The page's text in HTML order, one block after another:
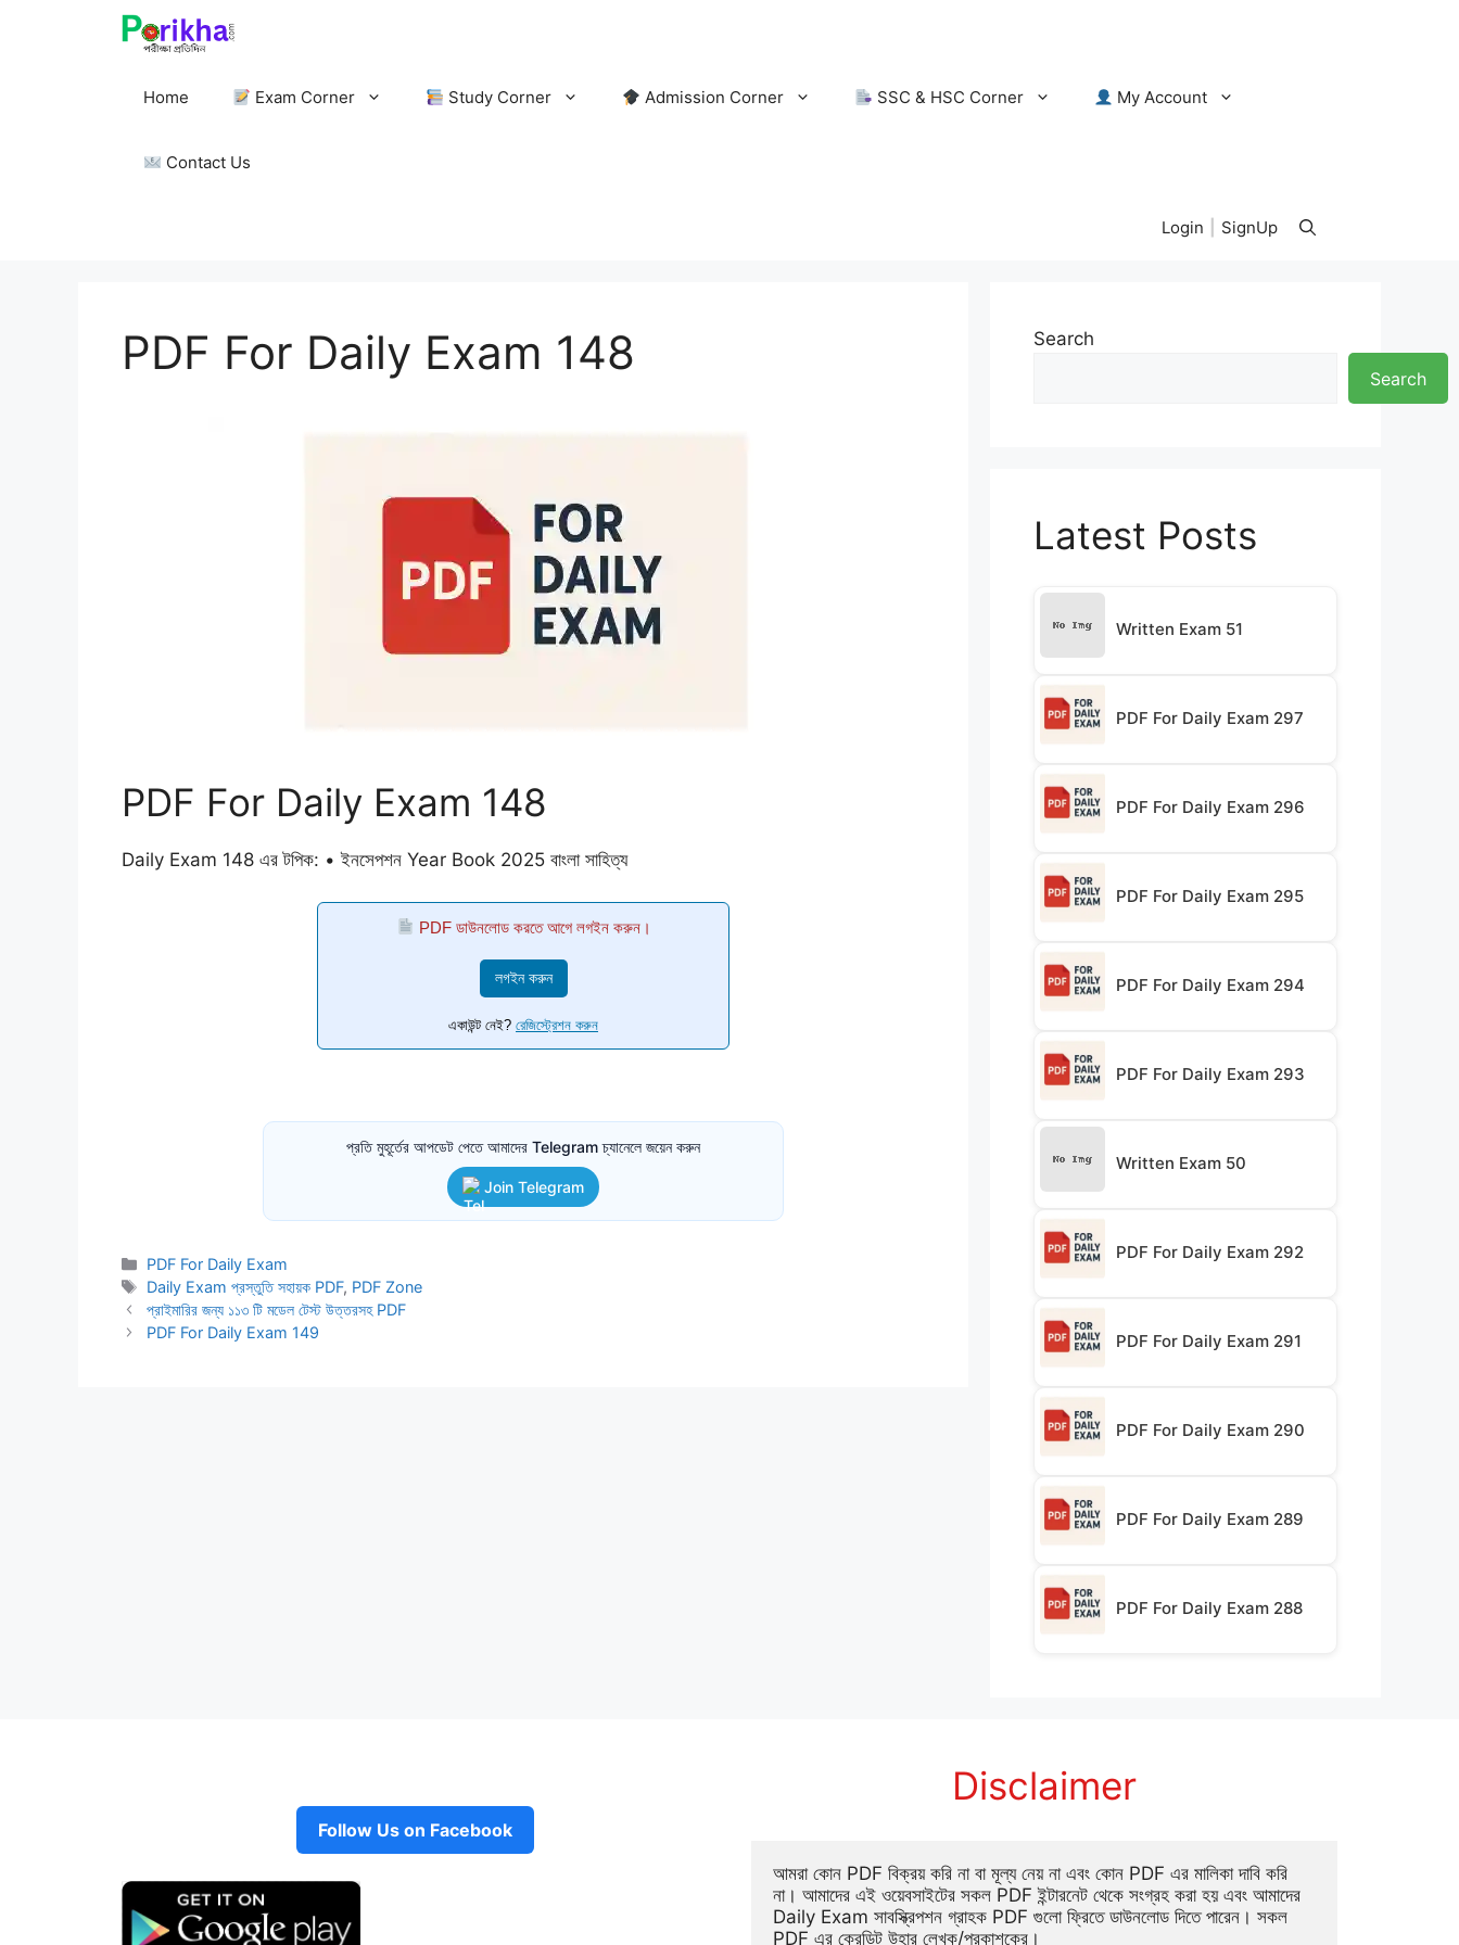
Home Exam Corner Study Corner Admission Corner SSC & HSC Corner My Account
Contact Us
Login SignUp
PDF For Daily Exam 148
PDF For Daily Exam 148
Daily Exam 148 এর টপিক: • ইনসেপশন Year Book 2025 বাংলা সাহিত্য
PDF ডাউনলোড করতে আগে লগইন করুন।
লগইন করুন
একাউন্ট নেই? রেজিস্ট্রেশন করুন
প্রতি মুহূর্তের আপডেট পেতে আমাদের Telegram চ্যানেলে জয়েন করুন
Join Telegram
Categories
PDF For Daily Exam
Tags
Daily Exam প্রস্তুতি সহায়ক PDF, PDF Zone
প্রাইমারির জন্য ১১৩ টি মডেল টেস্ট উত্তরসহ PDF
PDF For Daily Exam 149
Search
Search
Latest Posts
Written Exam 51
PDF For Daily Exam 297
PDF For Daily Exam 296
PDF For Daily Exam 295
PDF For Daily Exam 294
PDF For Daily Exam 293
Written Exam 50
PDF For Daily Exam 292
PDF For Daily Exam 291
PDF For Daily Exam 290
PDF For Daily Exam 289
PDF For Daily Exam 288
Follow Us on Facebook
Disclaimer
আমরা কোন PDF বিক্রয় করি না বা মূল্য নেয় না এবং কোন PDF এর মালিকা দাবি করি
না। আমাদের এই ওয়েবসাইটের সকল PDF ইন্টারনেট থেকে সংগ্রহ করা হয় এবং আমাদের
Daily Exam সাবস্ক্রিপশন গ্রাহক PDF গুলো ফ্রিতে ডাউনলোড দিতে পারেন। সকল
PDF এর ক্রেডিট উহার লেখক/প্রকাশকের।